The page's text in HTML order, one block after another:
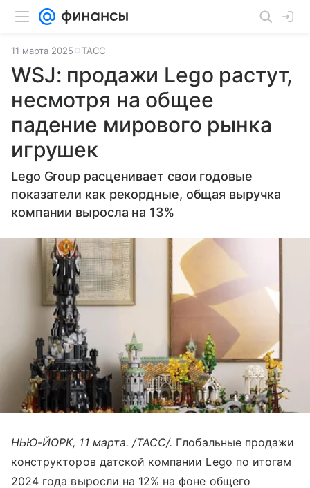
11 марта 2025 ТАСС
WSJ: продажи Lego растут,
несмотря на общее
падение мирового рынка
игрушек
Lego Group расценивает свои годовые
показатели как рекордные, общая выручка
компании выросла на 13%
НЬЮ-ЙОРК, 11 марта. /ТАСС/. Глобальные продажи
конструкторов датской компании Lego по итогам
2024 года выросли на 12% на фоне общего